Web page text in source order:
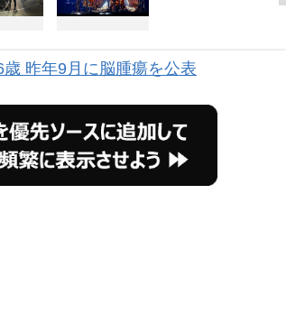
昨年9月に脳腫瘍を公表